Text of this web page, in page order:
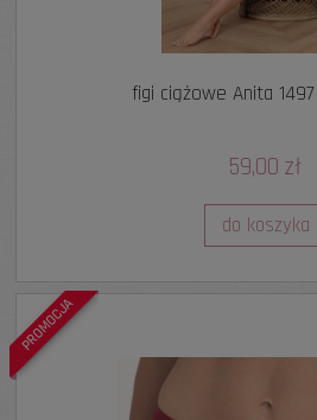
figi ciążowe Anita
59,00 zł
do koszyka
PROMOCJA